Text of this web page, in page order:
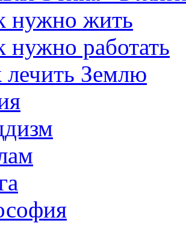
нужно жить
нужно работать
лечить Землю